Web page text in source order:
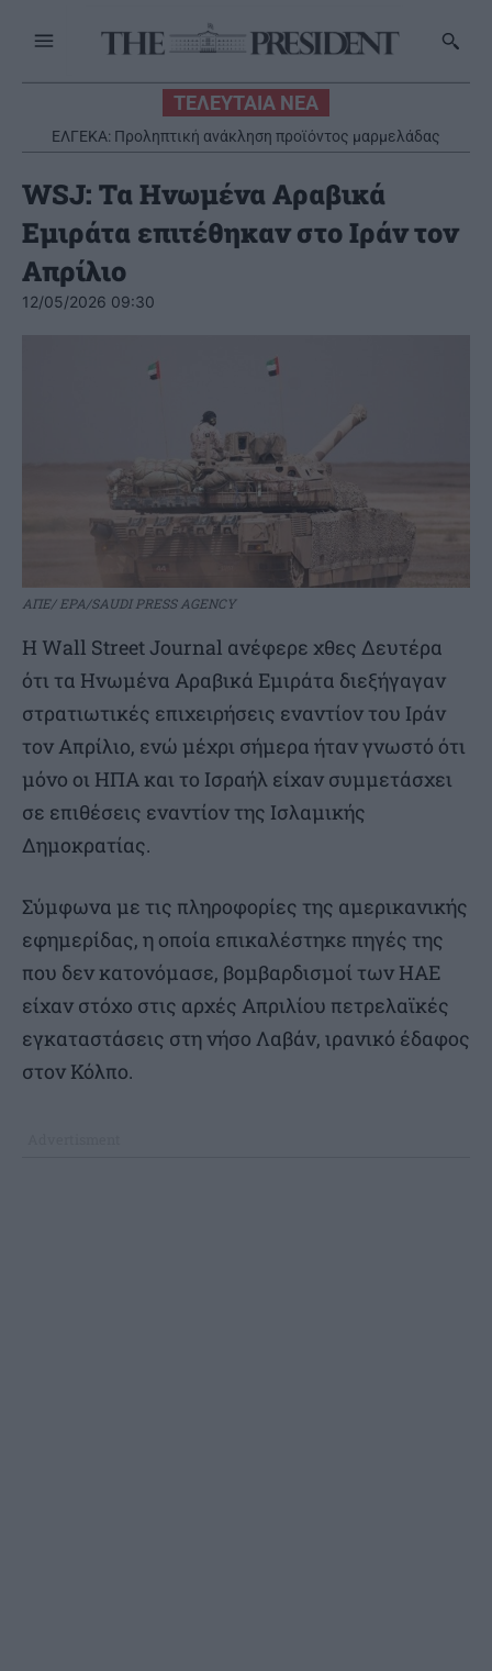
ΤΕΛΕΥΤΑΙΑ ΝΕΑ
ΕΛΓΕΚΑ: Προληπτική ανάκληση προϊόντος μαρμελάδας
WSJ: Τα Ηνωμένα Αραβικά
Εμιράτα επιτέθηκαν στο Ιράν τον
Απρίλιο
12/05/2026 09:30
ΑΠΕ/ EPA/SAUDI PRESS AGENCY
Η Wall Street Journal ανέφερε χθες Δευτέρα
ότι τα Ηνωμένα Αραβικά Εμιράτα διεξήγαγαν
στρατιωτικές επιχειρήσεις εναντίον του Ιράν
τον Απρίλιο, ενώ μέχρι σήμερα ήταν γνωστό ότι
μόνο οι ΗΠΑ και το Ισραήλ είχαν συμμετάσχει
σε επιθέσεις εναντίον της Ισλαμικής
Δημοκρατίας.
Σύμφωνα με τις πληροφορίες της αμερικανικής
εφημερίδας, η οποία επικαλέστηκε πηγές της
που δεν κατονόμασε, βομβαρδισμοί των ΗΑΕ
είχαν στόχο στις αρχές Απριλίου πετρελαϊκές
εγκαταστάσεις στη νήσο Λαβάν, ιρανικό έδαφος
στον Κόλπο.